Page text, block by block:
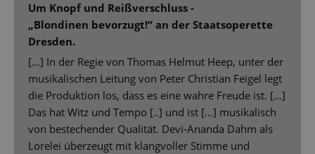
Um Knopf und Reißverschluss -
„Blondinen bevorzugt!“ an der Staatsoperette
Dresden.
[…] In der Regie von Thomas Helmut Heep, unter der
musikalischen Leitung von Peter Christian Feigel legt
die Produktion los, dass es eine wahre Freude ist. […]
Das hat Witz und Tempo [..] und ist […] musikalisch
von bestechender Qualität. Devi-Ananda Dahm als
Lorelei überzeugt mit klangvoller Stimme und